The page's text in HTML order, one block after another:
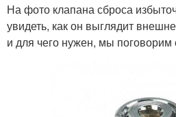
На фото клапана сброса
увидеть, как он выглядит
и для чего нужен, мы поговорим